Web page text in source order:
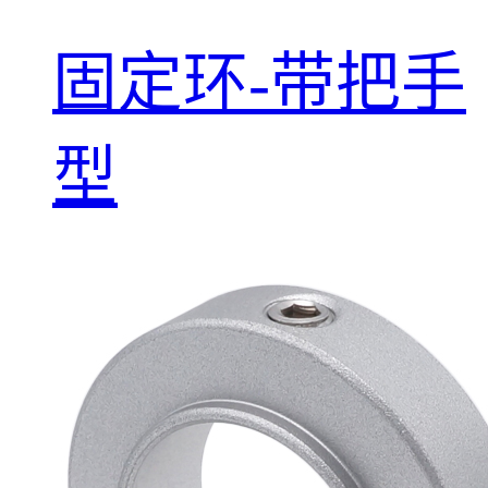
固定环-带把手
型